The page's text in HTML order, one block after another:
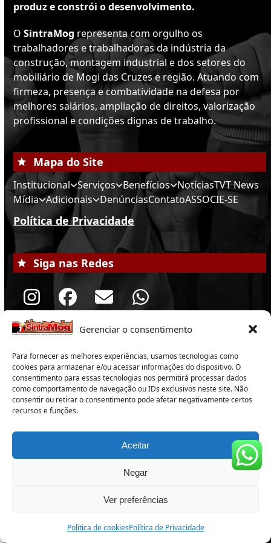
Gerenciar o consentimento
Para fornecer as melhores experiências, usamos tecnologias como
cookies para armazenar e/ou acessar informações do dispositivo. O
consentimento para essas tecnologias nos permitirá processar dados
como comportamento de navegação ou IDs exclusivos neste site. Não
consentir ou retirar o consentimento pode afetar negativamente certos
recursos e funções.
Aceitar
Negar
Ver preferências
Política de cookiesPolítica de Privacidade
produz e constrói o desenvolvimento.
OSintraMog representa com orgulho os
trabalhadores e trabalhadoras da indústria da
construção, montagem industrial e dos setores do
mobiliário de Mogi das Cruzes e região. Atuando com
firmeza, presença e combatividade na defesa por
melhores salários, ampliação de direitos, valorização
profissional e condições dignas de trabalho.
Mapa do Site
Institucional Serviços Benefícios NotíciasTVT News
Mídia Adicionais DenúnciasContatoASSOCIE-SE
Política de Privacidade
Siga nas Redes
Instagram
Facebook
EmailWhatsapp
Assine nosso Informativo
Assine nosso boletim para ficar informado sobre tudo
que acontece no Sintramog, no meio sindical e as
notícias mais importantes.
Digite